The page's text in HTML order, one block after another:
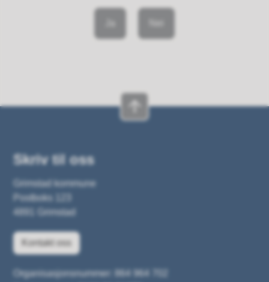
Skriv til oss
Grimstad kommune
Postboks 123
4891 Grimstad
Kontakt oss
Organisasjonsnummer: 864 964 702